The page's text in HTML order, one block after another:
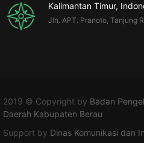
Kalimantan Timur,
Jln. APT. Pranoto, Tanjung
2019 © Copyright by Badan
Daerah Kabupaten Berau
Support by Dinas Komunikasi dan